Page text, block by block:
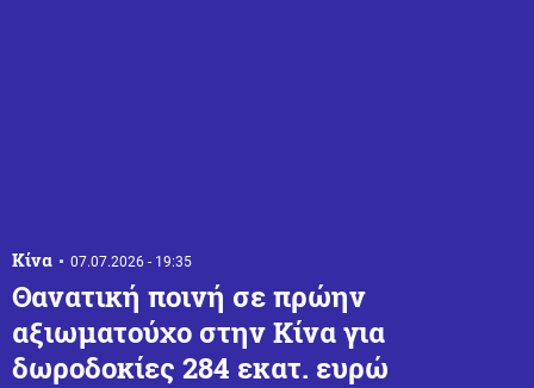
Κίνα 07.07.2026 - 19:35
Θανατική ποινή σε πρώην
αξιωματούχο στην Κίνα για
δωροδοκίες 284 εκατ. ευρώ